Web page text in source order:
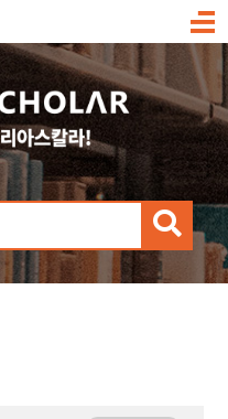
메
검
색